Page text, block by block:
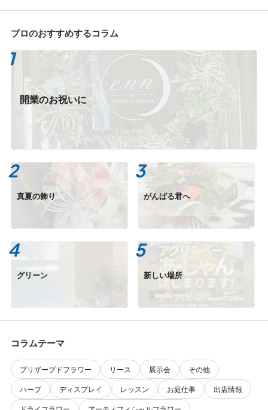
プロのおすすめするコラム
開業のお祝いに
真夏の飾り がんばる君へ
グリーン 新しい場所
コラムテーマ
プリザーブドフラワー リース 展示会
その他
ハーブ
ディスプレイ レッスン お庭仕事
出店情報